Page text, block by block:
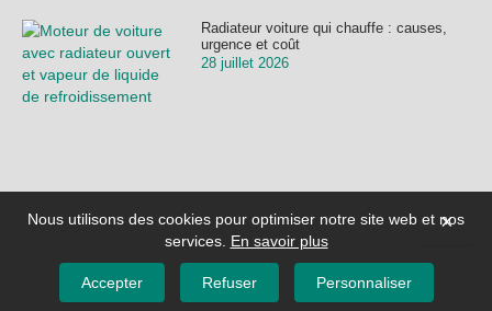
Radiateur voiture qui chauffe : causes,
urgence et coût
28 juillet 2026
© 2026AFAG Magazine.Tous droits réservés
×
Nous utilisons des cookies pour optimiser notre site web et nos
services. En savoir plus
Accepter Refuser Personnaliser